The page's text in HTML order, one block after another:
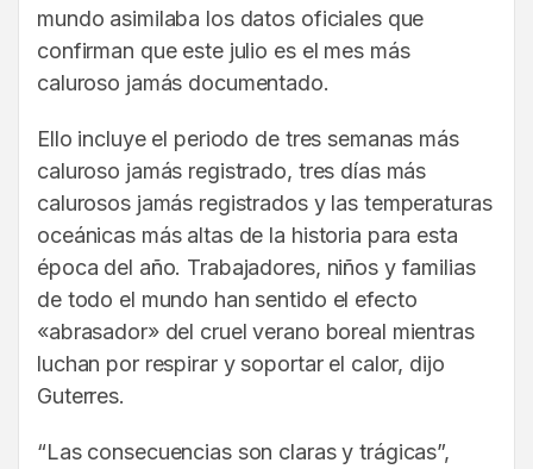
mundo asimilaba los datos oficiales que
confirman que este julio es el mes más
caluroso jamás documentado.
Ello incluye el periodo de tres semanas más
caluroso jamás registrado, tres días más
calurosos jamás registrados y las temperaturas
oceánicas más altas de la historia para esta
época del año. Trabajadores, niños y familias
de todo el mundo han sentido el efecto
«abrasador» del cruel verano boreal mientras
luchan por respirar y soportar el calor, dijo
Guterres.
“Las consecuencias son claras y trágicas”,